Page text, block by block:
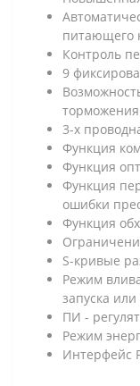
питающего
Контроль
9
торможения
3-х
Функция
Функция
Функция
ошибки
Функция
S-кривые
Режим
запуска
ПИ -
Режим
Интерфейс